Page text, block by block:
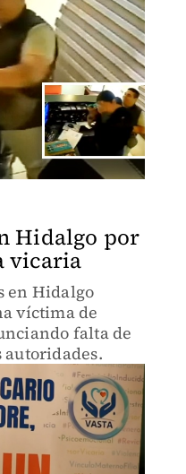
Hidalgo por
vicaria
en Hidalgo
víctima de
falta de
autoridades.